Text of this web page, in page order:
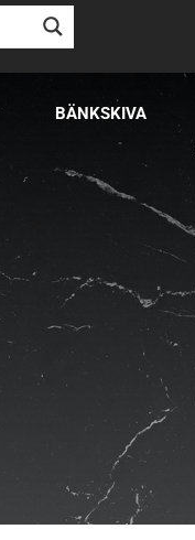
BÄNKSKIVA